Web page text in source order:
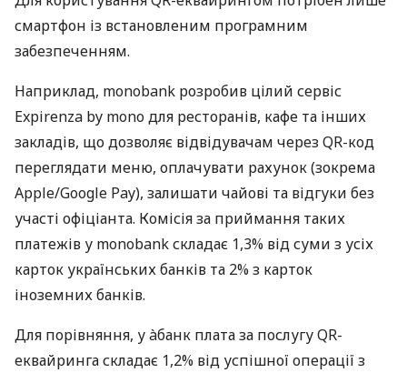
смартфон із встановленим програмним
забезпеченням.
Наприклад, monobank розробив цілий сервіс
Expirenza by mono для ресторанів, кафе та інших
закладів, що дозволяє відвідувачам через QR-код
переглядати меню, оплачувати рахунок (зокрема
Apple/Google Pay), залишати чайові та відгуки без
участі офіціанта. Комісія за приймання таких
платежів у monobank складає 1,3% від суми з усіх
карток українських банків та 2% з карток
іноземних банків.
Для порівняння, у àбанк плата за послугу QR-
еквайринга складає 1,2% від успішної операції з